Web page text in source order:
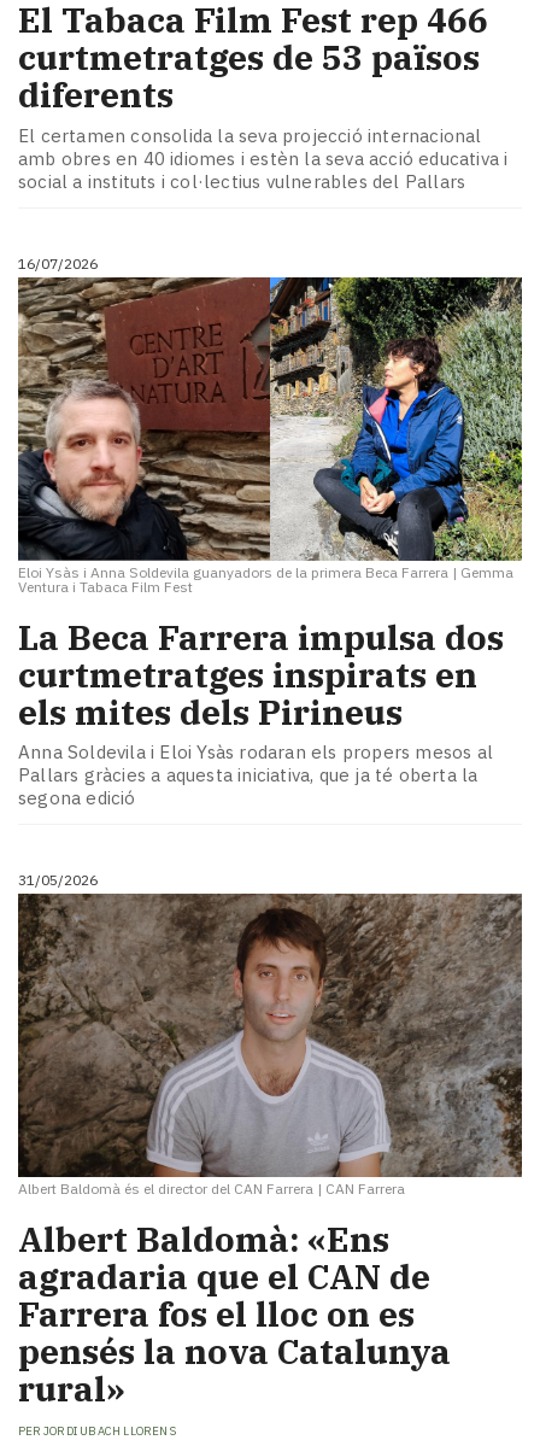
El Tabaca Film Fest rep 466
curtmetratges de 53 països
diferents
El certamen consolida la seva projecció internacional
amb obres en 40 idiomes i estèn la seva acció educativa i
social a instituts i col·lectius vulnerables del Pallars
16/07/2026
Eloi Ysàs i Anna Soldevila guanyadors de la primera Beca Farrera | Gemma
Ventura i Tabaca Film Fest
La Beca Farrera impulsa dos
curtmetratges inspirats en
els mites dels Pirineus
Anna Soldevila i Eloi Ysàs rodaran els propers mesos al
Pallars gràcies a aquesta iniciativa, que ja té oberta la
segona edició
31/05/2026
Albert Baldomà és el director del CAN Farrera | CAN Farrera
Albert Baldomà: «Ens
agradaria que el CAN de
Farrera fos el lloc on es
pensés la nova Catalunya
rural»
PER JORDI UBACH LLORENS